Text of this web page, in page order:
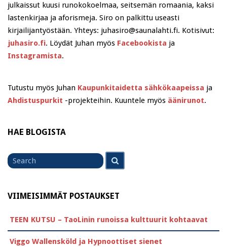
julkaissut kuusi runokokoelmaa, seitsemän romaania, kaksi
lastenkirjaa ja aforismeja. Siro on palkittu useasti
kirjailijantyöstään. Yhteys: juhasiro@saunalahti.fi. Kotisivut:
juhasiro.fi. Löydät Juhan myös Facebookista ja
Instagramista.
Tutustu myös Juhan Kaupunkitaidetta sähkökaapeissa ja
Ahdistuspurkit -projekteihin. Kuuntele myös äänirunot.
HAE BLOGISTA
Search
for
VIIMEISIMMÄT POSTAUKSET
TEEN KUTSU – TaoLinin runoissa kulttuurit kohtaavat
Viggo Wallensköld ja Hypnoottiset sienet